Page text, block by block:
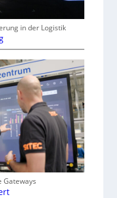
in der Logistik
Gateways